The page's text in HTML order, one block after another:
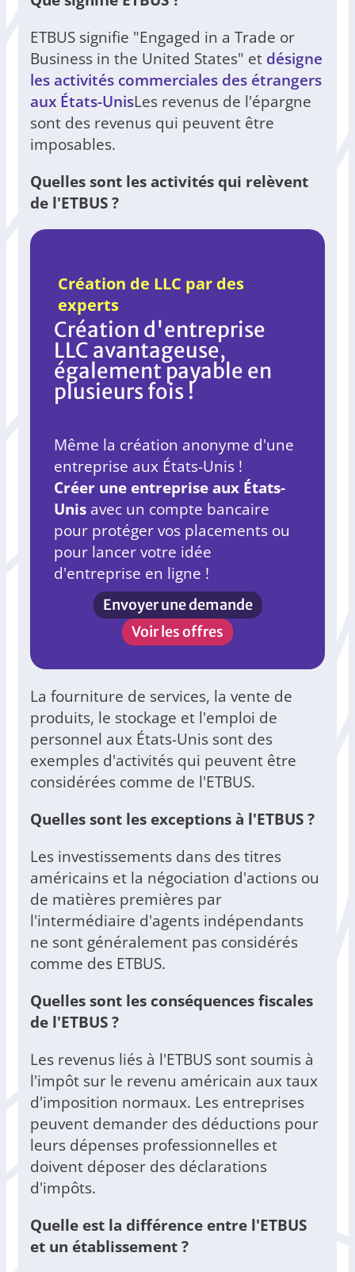
ETBUS signifie "Engaged in a Trade or
Business in the United States" et désigne
les activités commerciales des étrangers
aux États-UnisLes revenus de l'épargne
sont des revenus qui peuvent être
imposables.
Quelles sont les activités qui relèvent
de l'ETBUS ?
Création de LLC par des
experts
Création d'entreprise
LLC avantageuse,
également payable en
plusieurs fois !
Même la création anonyme d'une
entreprise aux États-Unis !
Créer une entreprise aux États-
Unis avec un compte bancaire
pour protéger vos placements ou
pour lancer votre idée
d'entreprise en ligne !
Envoyer une demande
Voir les offres
La fourniture de services, la vente de
produits, le stockage et l'emploi de
personnel aux États-Unis sont des
exemples d'activités qui peuvent être
considérées comme de l'ETBUS.
Quelles sont les exceptions à l'ETBUS ?
Les investissements dans des titres
américains et la négociation d'actions ou
de matières premières par
l'intermédiaire d'agents indépendants
ne sont généralement pas considérés
comme des ETBUS.
Quelles sont les conséquences fiscales
de l'ETBUS ?
Les revenus liés à l'ETBUS sont soumis à
l'impôt sur le revenu américain aux taux
d'imposition normaux. Les entreprises
peuvent demander des déductions pour
leurs dépenses professionnelles et
doivent déposer des déclarations
d'impôts.
Quelle est la différence entre l'ETBUS
et un établissement ?